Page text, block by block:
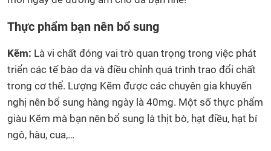
Thực phẩm bạn nên bổ sung
Kẽm: Là vi chất đóng vai trò quan trọng trong việc phát
triển các tế bào da và điều chỉnh quá trình trao đổi chất
trong cơ thể. Lượng Kẽm được các chuyên gia khuyến
nghị nên bổ sung hàng ngày là 40mg. Một số thực phẩm
giàu Kẽm mà bạn nên bổ sung là thịt bò, hạt điều, hạt bí
ngô, hàu, cua,…